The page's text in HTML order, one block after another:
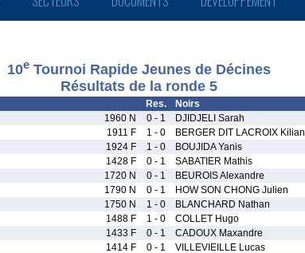
10eTournoi Rapide Jeunes de Décines
Résultats de la ronde 5
Res. Noirs
1960 N 0 - 1 DJIDJELI Sarah
1911 F 1 - 0 BERGER DIT LACROIX Kilian
1924 F 1 - 0 BOUJIDA Yanis
1428 F 0 - 1 SABATIER Mathis
1720 N 0 - 1 BEUROIS Alexandre
1790 N 0 - 1 HOW SON CHONG Julien
1750 N 1 - 0 BLANCHARD Nathan
1488 F 1 - 0 COLLET Hugo
1433 F 0 - 1 CADOUX Maxandre
1414 F 0 - 1 VILLEVIEILLE Lucas